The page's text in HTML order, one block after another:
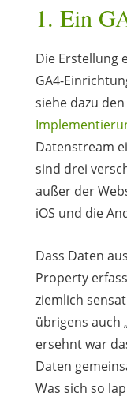
1. Ein
Die Erstellung
GA4-
siehe dazu
Datenstream
sind drei
außer der
iOS und die
Dass Daten
Property
ziemlich
übrigens auch
ersehnt war
Daten
Was sich so